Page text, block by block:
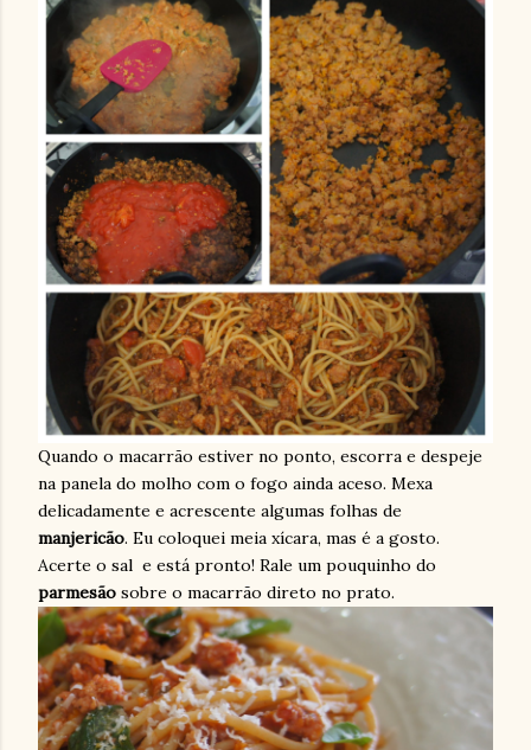
Quando o macarrão estiver no ponto, escorra e despeje
na panela do molho com o fogo ainda aceso. Mexa
delicadamente e acrescente algumas folhas de
manjericão. Eu coloquei meia xícara, mas é a gosto.
Acerte o sal e está pronto! Rale um pouquinho do
parmesão sobre o macarrão direto no prato.